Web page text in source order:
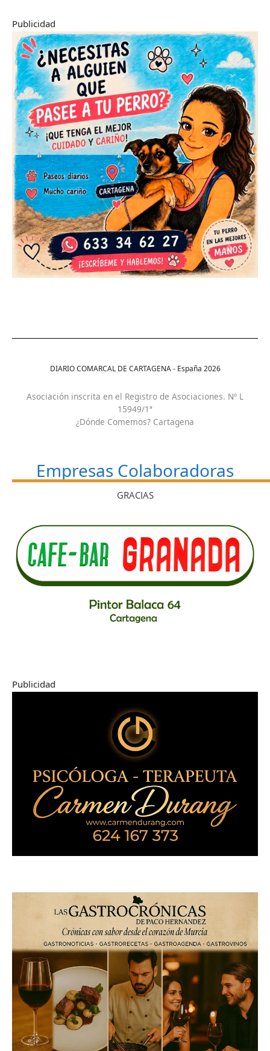
Publicidad
DIARIO COMARCAL DE CARTAGENA - España 2026
Asociación inscrita en el Registro de Asociaciones. Nº L
15949/1ª
¿Dónde Comemos? Cartagena
Empresas Colaboradoras
GRACIAS
Publicidad